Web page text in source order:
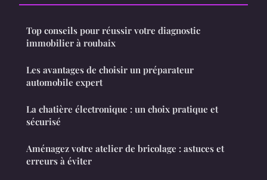
Top conseils pour réussir votre diagnostic
immobilier à roubaix
Les avantages de choisir un préparateur
automobile expert
La chatière électronique : un choix pratique et
sécurisé
Aménagez votre atelier de bricolage : astuces et
erreurs à éviter